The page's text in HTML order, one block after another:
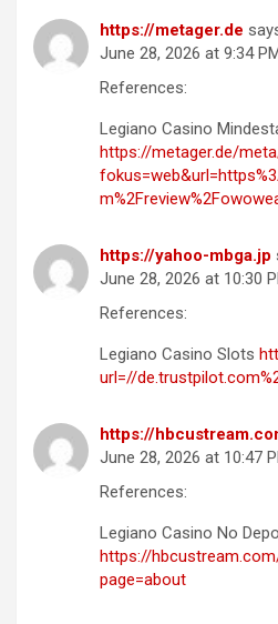
https://metager.de
June 28, 2026 at 9:34
References:
Legiano Casino
https://metager.de/
https://yahoo-mbga.jp
June 28, 2026 at 10:30
References:
Legiano Casino Slots
url=//
https://
June 28, 2026 at 10:47
References:
Legiano Casino No
https://
page=about